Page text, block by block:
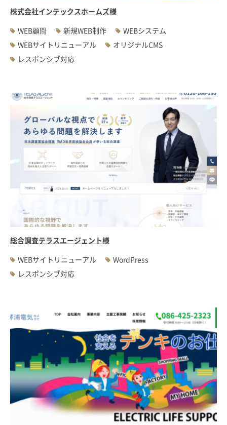
株式会社インテックスホームズ様
WEB顧問
新規WEB制作
WEBシステム
WEBサイトリニューアル
オリジナルCMS
レスポンシブ対応
総合調査テラスエージェント様
WEBサイトリニューアル
WordPress
レスポンシブ対応